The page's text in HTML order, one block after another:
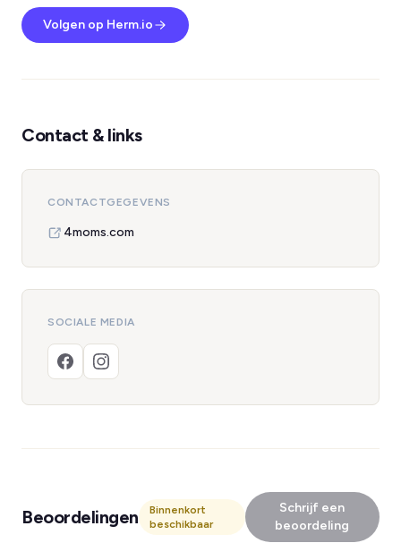
Volgen op Herm.io
Contact & links
CONTACTGEGEVENS
4moms.com
SOCIALE MEDIA
Beoordelingen
Binnenkort
beschikbaar
Schrijf een
beoordeling